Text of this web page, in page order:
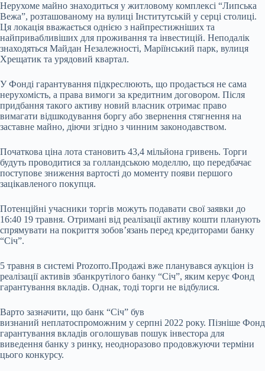
Нерухоме майно знаходиться у житловому комплексі “Липська
Вежа”, розташованому на вулиці Інститутській у серці столиці.
Ця локація вважається однією з найпрестижніших та
найпривабливіших для проживання та інвестицій. Неподалік
знаходяться Майдан Незалежності, Маріїнський парк, вулиця
Хрещатик та урядовий квартал.
У Фонді гарантування підкреслюють, що продається не сама
нерухомість, а права вимоги за кредитним договором. Після
придбання такого активу новий власник отримає право
вимагати відшкодування боргу або звернення стягнення на
заставне майно, діючи згідно з чинним законодавством.
Початкова ціна лота становить 43,4 мільйона гривень. Торги
будуть проводитися за голландською моделлю, що передбачає
поступове зниження вартості до моменту появи першого
зацікавленого покупця.
Потенційні учасники торгів можуть подавати свої заявки до
16:40 19 травня. Отримані від реалізації активу кошти планують
спрямувати на покриття зобов’язань перед кредиторами банку
“Січ”.
5 травня в системі Prozorro.Продажі вже планувався аукціон із
реалізації активів збанкрутілого банку “Січ”, яким керує Фонд
гарантування вкладів. Однак, тоді торги не відбулися.
Варто зазначити, що банк “Січ” був
визнаний неплатоспроможним у серпні 2022 року. Пізніше Фонд
гарантування вкладів оголошував пошук інвестора для
виведення банку з ринку, неодноразово продовжуючи терміни
цього конкурсу.